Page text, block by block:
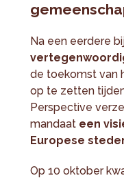
Na een eerdere
de toekomst van
op te zetten
Perspective
mandaat een
Europese
Op 10 oktober